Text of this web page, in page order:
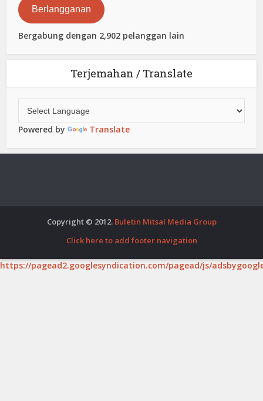
Berlangganan
Bergabung dengan 2,902 pelanggan lain
Terjemahan / Translate
Powered by Translate
Copyright © 2012. Buletin Mitsal Media Group
Click here to add footer navigation
https://pagead2.googlesyndication.com/pagead/js/